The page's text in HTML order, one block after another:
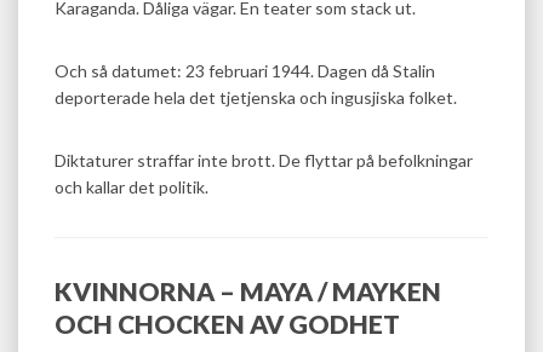
Karaganda. Dåliga vägar. En teater som stack ut.
Och så datumet: 23 februari 1944. Dagen då Stalin
deporterade hela det tjetjenska och ingusjiska folket.
Diktaturer straffar inte brott. De flyttar på befolkningar
och kallar det politik.
KVINNORNA – MAYA / MAYKEN
OCH CHOCKEN AV GODHET